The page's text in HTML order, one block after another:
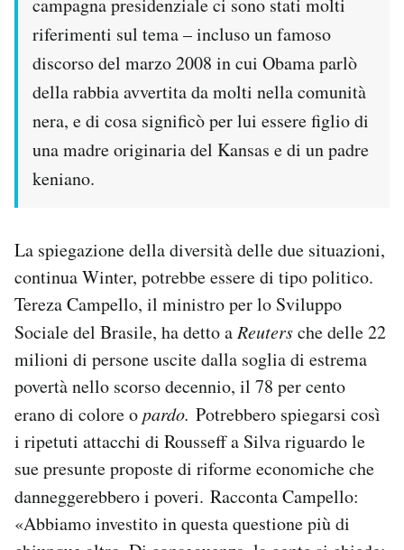
campagna presidenziale ci sono stati molti
riferimenti sul tema – incluso un famoso
discorso del marzo 2008 in cui Obama parlò
della rabbia avvertita da molti nella comunità
nera, e di cosa significò per lui essere figlio di
una madre originaria del Kansas e di un padre
keniano.
La spiegazione della diversità delle due situazioni,
continua Winter, potrebbe essere di tipo politico.
Tereza Campello, il ministro per lo Sviluppo
Sociale del Brasile, ha detto aReutersche delle 22
milioni di persone uscite dalla soglia di estrema
povertà nello scorso decennio, il 78 per cento
erano di colore opardo. Potrebbero spiegarsi così
i ripetuti attacchi di Rousseff a Silva riguardo le
sue presunte proposte di riforme economiche che
danneggerebbero i poveri. Racconta Campello:
«Abbiamo investito in questa questione più di